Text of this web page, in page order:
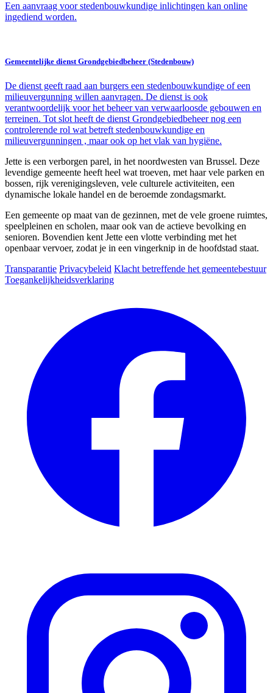
Een aanvraag voor stedenbouwkundige inlichtingen kan online
ingediend worden.
Gemeentelijke dienst Grondgebiedbeheer (Stedenbouw)
De dienst geeft raad aan burgers een stedenbouwkundige of een
milieuvergunning willen aanvragen. De dienst is ook
verantwoordelijk voor het beheer van verwaarloosde gebouwen en
terreinen. Tot slot heeft de dienst Grondgebiedbeheer nog een
controlerende rol wat betreft stedenbouwkundige en
milieuvergunningen , maar ook op het vlak van hygiëne.
Jette is een verborgen parel, in het noordwesten van Brussel. Deze
levendige gemeente heeft heel wat troeven, met haar vele parken en
bossen, rijk verenigingsleven, vele culturele activiteiten, een
dynamische lokale handel en de beroemde zondagsmarkt.
Een gemeente op maat van de gezinnen, met de vele groene ruimtes,
speelpleinen en scholen, maar ook van de actieve bevolking en
senioren. Bovendien kent Jette een vlotte verbinding met het
openbaar vervoer, zodat je in een vingerknip in de hoofdstad staat.
Transparantie Privacybeleid Klacht betreffende het gemeentebestuur
Toegankelijkheidsverklaring